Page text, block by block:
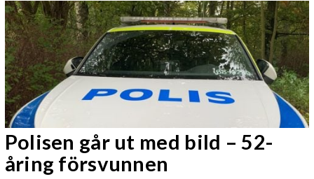
Polisen går ut med bild – 52-
åring försvunnen